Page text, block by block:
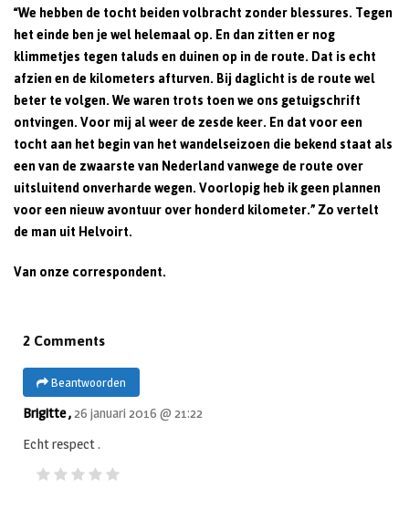
“We hebben de tocht beiden volbracht zonder blessures. Tegen
het einde ben je wel helemaal op. En dan zitten er nog
klimmetjes tegen taluds en duinen op in de route. Dat is echt
afzien en de kilometers afturven. Bij daglicht is de route wel
beter te volgen. We waren trots toen we ons getuigschrift
ontvingen. Voor mij al weer de zesde keer. En dat voor een
tocht aan het begin van het wandelseizoen die bekend staat als
een van de zwaarste van Nederland vanwege de route over
uitsluitend onverharde wegen. Voorlopig heb ik geen plannen
voor een nieuw avontuur over honderd kilometer.” Zo vertelt
de man uit Helvoirt.
Van onze correspondent.
2 Comments
Beantwoorden
Brigitte ,26 januari 2016 @ 21:22
Echt respect .